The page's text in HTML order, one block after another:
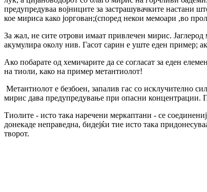
предупредуваа војниците за застрашувачките настани
кое мириса како јоргован;(според некои мемоари ,во
За жал, не сите отрови имаат привлечен мирис.
акумулира околу нив. Гасот сарин е уште еден пример;
Ако побарате од хемичарите да се согласат за еден
на тиоли, како на пример метантиолот!
Метантиолот е безбоен, запалив гас со исклучително
мирис дава предупредување при опасни концентрации.
Тиолите - исто така наречени меркаптани - се
донекаде неправедна, бидејќи тие исто така
творот.